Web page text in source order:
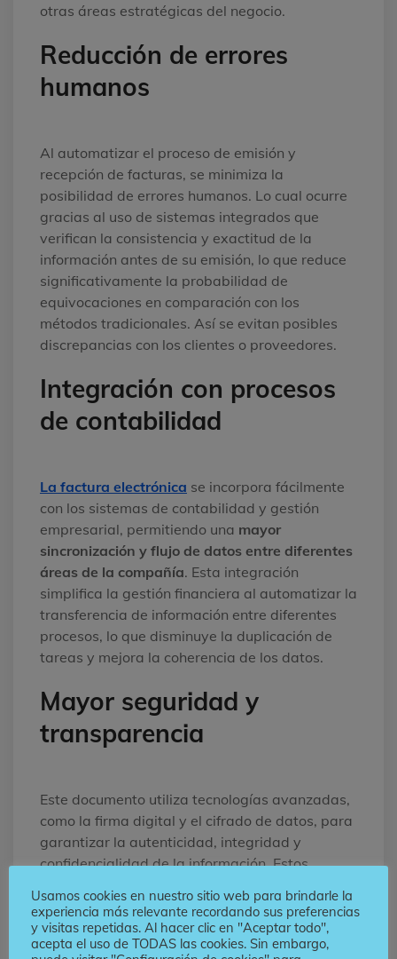
otras áreas estratégicas del negocio.
Reducción de errores
humanos
Al automatizar el proceso de emisión y
recepción de facturas, se minimiza la
posibilidad de errores humanos. Lo cual ocurre
gracias al uso de sistemas integrados que
verifican la consistencia y exactitud de la
información antes de su emisión, lo que reduce
significativamente la probabilidad de
equivocaciones en comparación con los
métodos tradicionales. Así se evitan posibles
discrepancias con los clientes o proveedores.
Integración con procesos
de contabilidad
La factura electrónica se incorpora fácilmente
con los sistemas de contabilidad y gestión
empresarial, permitiendo una mayor
sincronización y flujo de datos entre diferentes
áreas de la compañía. Esta integración
simplifica la gestión financiera al automatizar la
transferencia de información entre diferentes
procesos, lo que disminuye la duplicación de
tareas y mejora la coherencia de los datos.
Mayor seguridad y
transparencia
Este documento utiliza tecnologías avanzadas,
como la firma digital y el cifrado de datos, para
garantizar la autenticidad, integridad y
confidencialidad de la información. Estos
falsificación y el fraude. Igualmente, brinda un
registro digital detallado de todas las
transacciones, lo que facilita la auditoría
Usamos cookies en nuestro sitio web para brindarle la
experiencia más relevante recordando sus preferencias
y visitas repetidas. Al hacer clic en "Aceptar todo",
acepta el uso de TODAS las cookies. Sin embargo,